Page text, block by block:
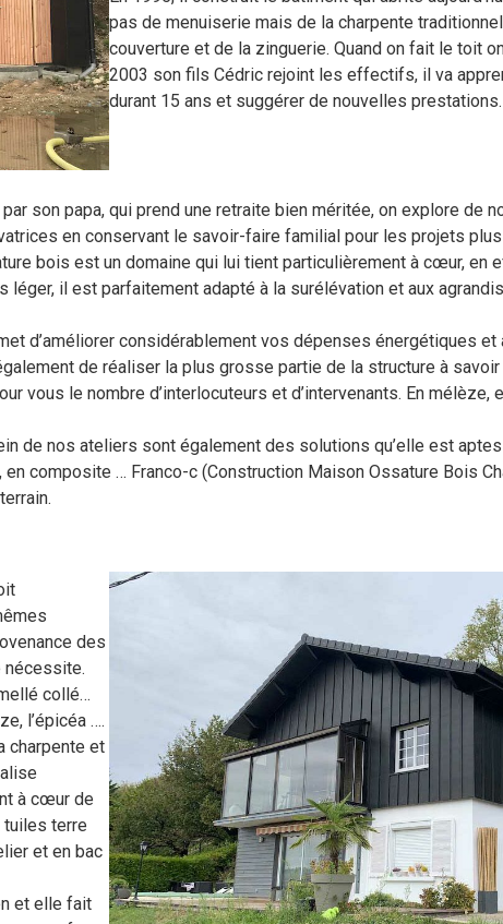
pas de menuiserie mais de la charpente
couverture et de la zinguerie. Quand on fait le toit
2003 son fils Cédric rejoint les effectifs, il va
durant 15 ans et suggérer de nouvelles prestations.
son papa, qui prend une retraite bien méritée, on explore de
en conservant le savoir-faire familial pour les projets
bois est un domaine qui lui tient particulièrement à cœur, en
il est parfaitement adapté à la surélévation et aux
d’améliorer considérablement vos dépenses énergétiques et
de réaliser la plus grosse partie de la structure à savoir
vous le nombre d’interlocuteurs et d’intervenants. En mélèze,
de nos ateliers sont également des solutions qu’elle est
composite … Franco-c (Construction Maison Ossature Bois
des
nécessite.
collé…
l’épicéa ….
charpente et
à cœur de
terre
et en bac
et elle fait